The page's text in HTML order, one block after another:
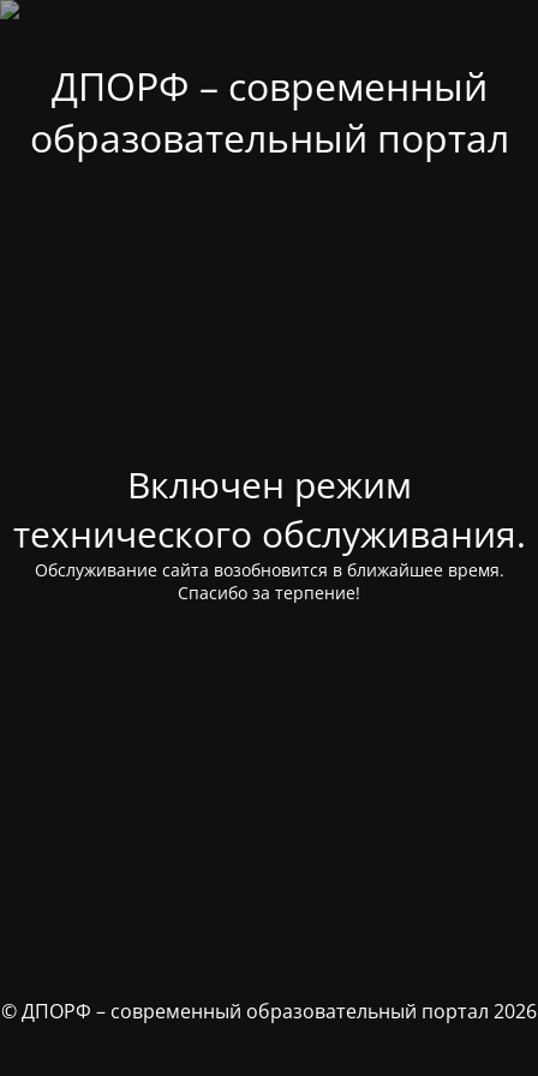
ДПОРФ – современный
образовательный портал
Включен режим
технического обслуживания.
Обслуживание сайта возобновится в ближайшее время.
Спасибо за терпение!
© ДПОРФ – современный образовательный портал 2026